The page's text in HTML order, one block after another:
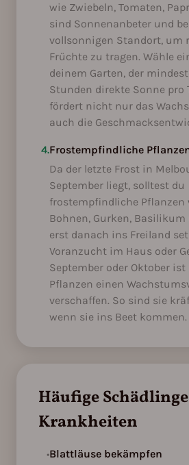
wie Zwiebeln, Tomaten,
sind Sonnenanbeter und
vollsonnigen Standort, um
Früchte zu tragen. Wähle
deinem Garten, der
Stunden direkte Sonne pro
fördert nicht nur das
auch die
4.Frostempfindliche
Da der letzte Frost in
September liegt, solltest du
frostempfindliche Pflanzen
Bohnen, Gurken, Basilikum
erst danach ins Freiland
Voranzucht im Haus oder
September oder Oktober ist
Pflanzen einen
verschaffen. So sind sie
wenn sie ins Beet kommen.
Häufige
Krankheiten
•Blattläuse bekämpfen